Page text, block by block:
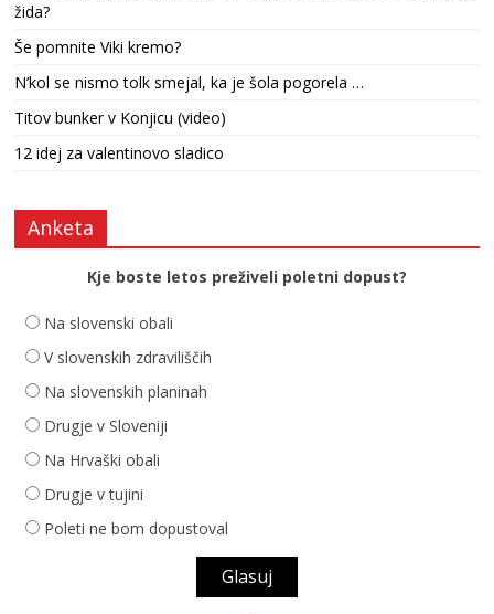
žida?
Še pomnite Viki kremo?
N’kol se nismo tolk smejal, ka je šola pogorela …
Titov bunker v Konjicu (video)
12 idej za valentinovo sladico
Anketa
Kje boste letos preživeli poletni dopust?
Na slovenski obali
V slovenskih zdraviliščih
Na slovenskih planinah
Drugje v Sloveniji
Na Hrvaški obali
Drugje v tujini
Poleti ne bom dopustoval